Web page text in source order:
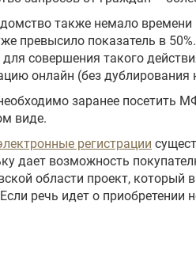
также немало
превысило показатель в
для совершения такого
онлайн (без
заранее посетить
виде.
регистрации
дает возможность
области проект, который
речь идет о